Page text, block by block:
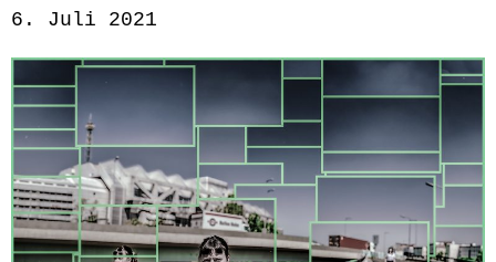
6. Juli 2021